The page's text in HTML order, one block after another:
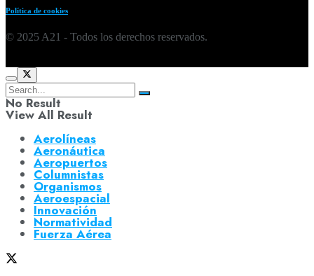
Política de cookies
© 2025 A21 - Todos los derechos reservados.
No Result
View All Result
Aerolíneas
Aeronáutica
Aeropuertos
Columnistas
Organismos
Aeroespacial
Innovación
Normatividad
Fuerza Aérea